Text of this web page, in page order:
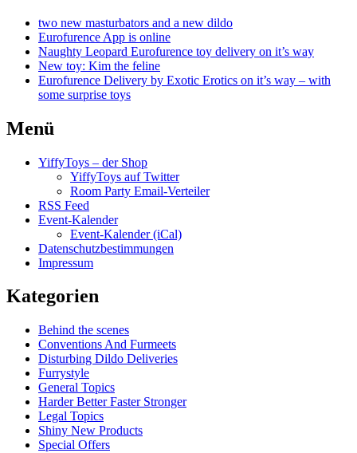
two new masturbators and a new dildo
Eurofurence App is online
Naughty Leopard Eurofurence toy delivery on it’s way
New toy: Kim the feline
Eurofurence Delivery by Exotic Erotics on it’s way – with
some surprise toys
Menü
YiffyToys – der Shop
YiffyToys auf Twitter
Room Party Email-Verteiler
RSS Feed
Event-Kalender
Event-Kalender (iCal)
Datenschutzbestimmungen
Impressum
Kategorien
Behind the scenes
Conventions And Furmeets
Disturbing Dildo Deliveries
Furrystyle
General Topics
Harder Better Faster Stronger
Legal Topics
Shiny New Products
Special Offers